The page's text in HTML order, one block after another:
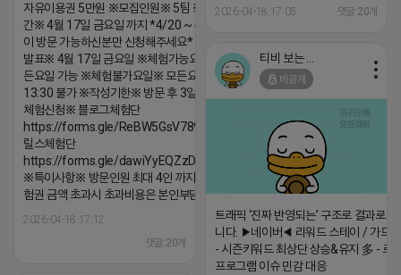
자유이용권 5만원 ※모집인원※ 5팀 ※모집기
간※ 4월 17일 금요일 까지 *4/20 ~ 4/26 사
이 방문 가능하신분만 신청해주세요* ※체험단
발표※ 4월 17일 금요일 ※체험가능요일※ 모
든요일 가능 ※체험불가요일※ 모든요일 12 ~
13:30 불가 ※작성기한※ 방문 후 3일 이내 ※
체험신청※ 블로그체험단
https://forms.gle/ReBW5GsV789ur2Pz6
릴스체험단
https://forms.gle/dawiYyEQZzDdqf8W8
※특이사항※ 방문인원 최대 4인 까지 가능 체
험권 금액 초과시 초과비용은 본인부담입니다.
2026-04-18 17:12
댓글:20개
2026-04-18 17:05 댓글:20개
비공개
트래픽 ‘진짜 반영되는’ 구조로 결과로
니다. ▶네이버◀ 리워드 스테이 / 가드 /
- 시즌키워드 최상단 상승&유지 多 - 로
프로그램 이슈 민감 대응